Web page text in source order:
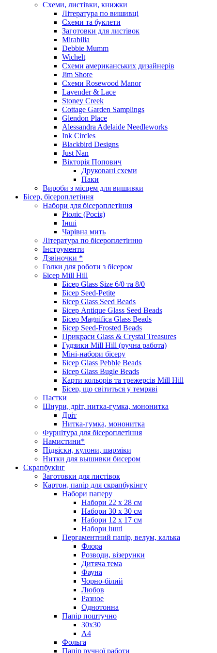
Схеми, листівки, книжки
Література по вишивці
Схеми та буклети
Заготовки для листівок
Mirabilia
Debbie Mumm
Wichelt
Схеми американських дизайнерів
Jim Shore
Cхеми Rosewood Manor
Lavender & Lace
Stoney Creek
Cottage Garden Samplings
Glendon Place
Alessandra Adelaide Needleworks
Ink Circles
Blackbird Designs
Just Nan
Вікторія Попович
Друковані схеми
Паки
Вироби з місцем для вишивки
Бісер, бісероплетіння
Набори для бісероплетіння
Ріоліс (Росія)
Інші
Чарівна мить
Література по бісероплетінню
Інструменти
Дзвіночки *
Голки для роботи з бісером
Бісер Mill Hill
Бісер Glass Size 6/0 та 8/0
Бісер Seed-Petite
Бісер Glass Seed Beads
Бісер Antique Glass Seed Beads
Бісер Magnifica Glass Beads
Бісер Seed-Frosted Beads
Прикраси Glass & Crystal Treasures
Гудзики Mill Hill (ручна работа)
Міні-набори бісеру
Бісер Glass Pebble Beads
Бісер Glass Bugle Beads
Карти кольорів та трежерсів Mill Hill
Бісер, що світиться у темряві
Паєтки
Шнури, дріт, нитка-гумка, мононитка
Дріт
Нитка-гумка, мононитка
Фурнітура для бісероплетіння
Намистини*
Підвіски, кулони, шарміки
Нитки для вышивки бисером
Скрапбукінг
Заготовки для листівок
Картон, папір для скрапбукінгу
Набори паперу
Набори 22 х 28 см
Набори 30 х 30 см
Набори 12 х 17 см
Набори інші
Пергаментний папір, велум, калька
Флора
Розводи, візерунки
Дитяча тема
Фауна
Чорно-білий
Любов
Разное
Однотонна
Папір поштучно
30х30
А4
Фольга
Папір ручної работи